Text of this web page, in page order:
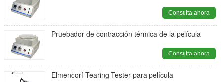
Consulta ahora
Pruebador de contracción térmica de la película
Consulta ahora
Elmendorf Tearing Tester para película